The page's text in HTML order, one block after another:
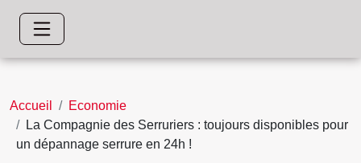
Accueil
Economie
La Compagnie des Serruriers : toujours disponibles pour
un dépannage serrure en 24h !